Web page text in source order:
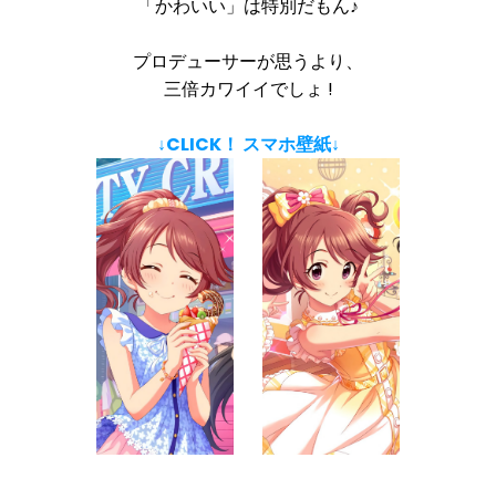
「かわいい」は特別だもん♪
プロデューサーが思うより、
三倍カワイイでしょ !
↓CLICK！ スマホ壁紙↓